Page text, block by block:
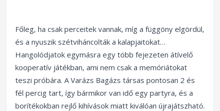
Főleg, ha csak perceitek vannak, míg a függöny elgördül,
és a nyuszik szétviháncolták a kalapjaitokat…
Hangolódjatok egymásra egy több fejezeten átívelő
kooperatív játékban, ami nem csak a memóriátokat
teszi próbára. A Varázs Bagázs társas pontosan 2 és
fél percig tart, így bármikor van idő egy partyra, és a
borítékokban rejlő kihívások miatt kiválóan újrajátszható.